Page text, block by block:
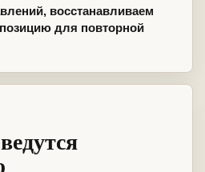
восстанавливаем
для повторной